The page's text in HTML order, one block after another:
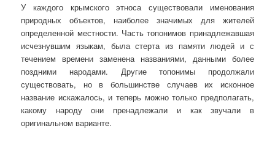
У каждого крымского этноса существовали именования
природных объектов, наиболее значимых для жителей
определенной местности. Часть топонимов принадлежавшая
исчезнувшим языкам, была стерта из памяти людей и с
течением времени заменена названиями, данными более
поздними народами. Другие топонимы продолжали
существовать, но в большинстве случаев их исконное
название искажалось, и теперь можно только предполагать,
какому народу они пренадлежали и как звучали в
оригинальном варианте.